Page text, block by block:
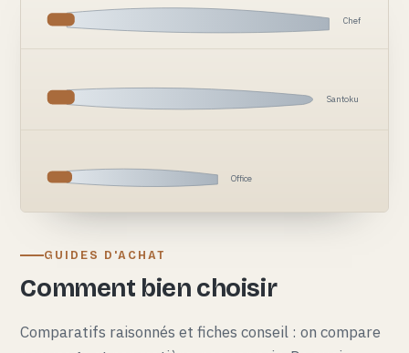
Chef
Santoku
Office
GUIDES D'ACHAT
Comment bien choisir
Comparatifs raisonnés et fiches conseil : on compare